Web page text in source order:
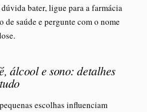
dúvida bater, ligue para a farmácia
de saúde e pergunte com o nome
álcool e sono: detalhes
escolhas influenciam